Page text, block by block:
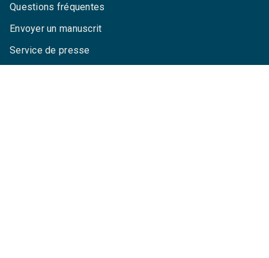
Questions fréquentes
Envoyer un manuscrit
Service de presse